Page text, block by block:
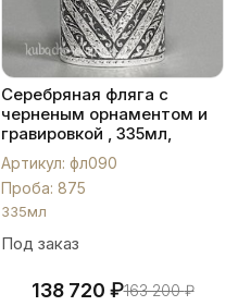
Серебряная фляга с
черненым орнаментом и
гравировкой , 335мл,
фл090
Артикул: фл090
Проба: 875
335мл
Под заказ
138 720 ₽163 200₽